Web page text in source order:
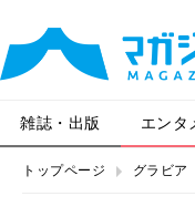
雑誌・出版 エンタ
トップページ グラビア